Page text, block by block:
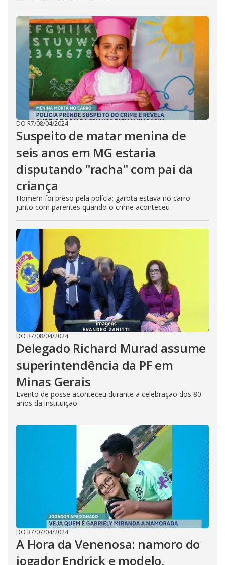
DO R7/08/04/2024
Suspeito de matar menina de
seis anos em MG estaria
disputando "racha" com pai da
criança
Homem foi preso pela polícia; garota estava no carro
junto com parentes quando o crime aconteceu
DO R7/08/04/2024
Delegado Richard Murad assume
superintendência da PF em
Minas Gerais
Evento de posse aconteceu durante a celebração dos 80
anos da instituição
DO R7/07/04/2024
A Hora da Venenosa: namoro do
jogador Endrick e modelo,